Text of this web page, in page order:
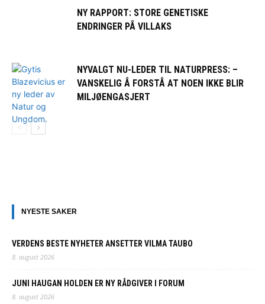
NY RAPPORT: STORE GENETISKE
ENDRINGER PÅ VILLAKS
NYVALGT NU-LEDER TIL NATURPRESS: –
VANSKELIG Å FORSTÅ AT NOEN IKKE BLIR
MILJØENGASJERT
NYESTE SAKER
VERDENS BESTE NYHETER ANSETTER VILMA TAUBO
8. august 2026
JUNI HAUGAN HOLDEN ER NY RÅDGIVER I FORUM
8. august 2026